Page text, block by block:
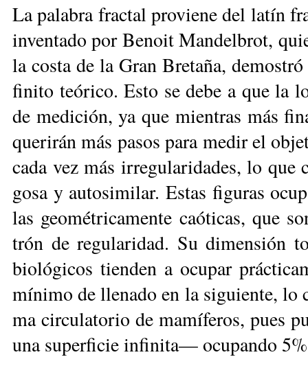
La pa­la­bra frac­tal pro­vie­ne del la­tín
in­ven­ta­do por Be­noit Man­del­brot,
la cos­ta de la Gran Bre­ta­ña,
fi­ni­to teó­ri­co. Es­to se de­be a que la
de me­di­ción, ya que mien­tras más
que­ri­rán más pa­sos pa­ra me­dir el
ca­da vez más irre­gu­la­ri­da­des, lo
go­sa y au­to­si­mi­lar. Es­tas fi­gu­ras
las geo­mé­tri­ca­men­te caó­ti­cas, que
trón de re­gu­la­ri­dad. Su di­men­sión
bio­ló­gi­cos tien­den a ocu­par
mí­ni­mo de lle­na­do en la si­guien­te, lo
ma cir­cu­la­to­rio de ma­mí­fe­ros, pues
una su­per­fi­cie in­fi­ni­ta— ocu­pan­do